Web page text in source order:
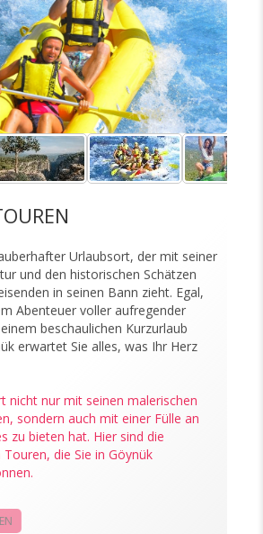
Urlaubsort, der mit seiner
und den historischen Schätzen
in seinen Bann zieht. Egal,
Abenteuer voller aufregender
beschaulichen Kurzurlaub
erwartet Sie alles, was Ihr Herz
nicht nur mit seinen malerischen
sondern auch mit einer Fülle an
zu bieten hat. Hier sind die
die Sie in Göynük